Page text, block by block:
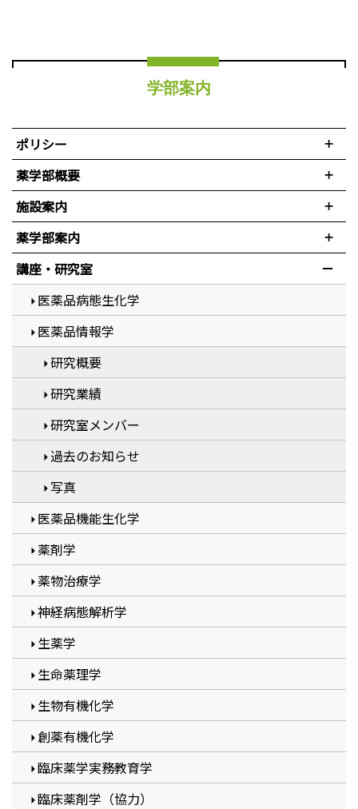
学部案内
ポリシー
薬学部概要
施設案内
薬学部案内
講座・研究室
医薬品病態生化学
医薬品情報学
研究概要
研究業績
研究室メンバー
過去のお知らせ
写真
医薬品機能生化学
薬剤学
薬物治療学
神経病態解析学
生薬学
生命薬理学
生物有機化学
創薬有機化学
臨床薬学実務教育学
臨床薬剤学（協力）